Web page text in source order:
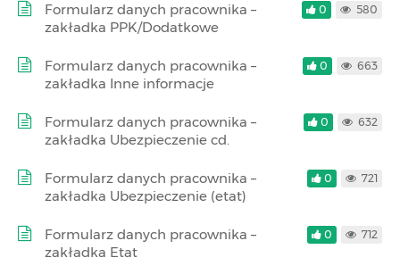
Formularz danych pracownika –
zakładka PPK/Dodatkowe
0 580
Formularz danych pracownika –
zakładka Inne informacje
0 663
Formularz danych pracownika –
zakładka Ubezpieczenie cd.
0 632
Formularz danych pracownika –
zakładka Ubezpieczenie (etat)
0 721
Formularz danych pracownika –
zakładka Etat
0 712